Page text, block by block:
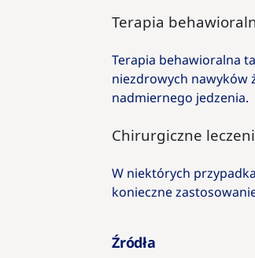
Terapia
Terapia behawioralna
niezdrowych nawyków
nadmiernego jedzenia.
Chirurgiczne
W niektórych
konieczne
Źródła